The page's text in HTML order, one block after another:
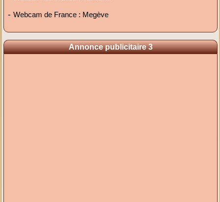
-Webcam de France : Megève
Annonce publicitaire 3